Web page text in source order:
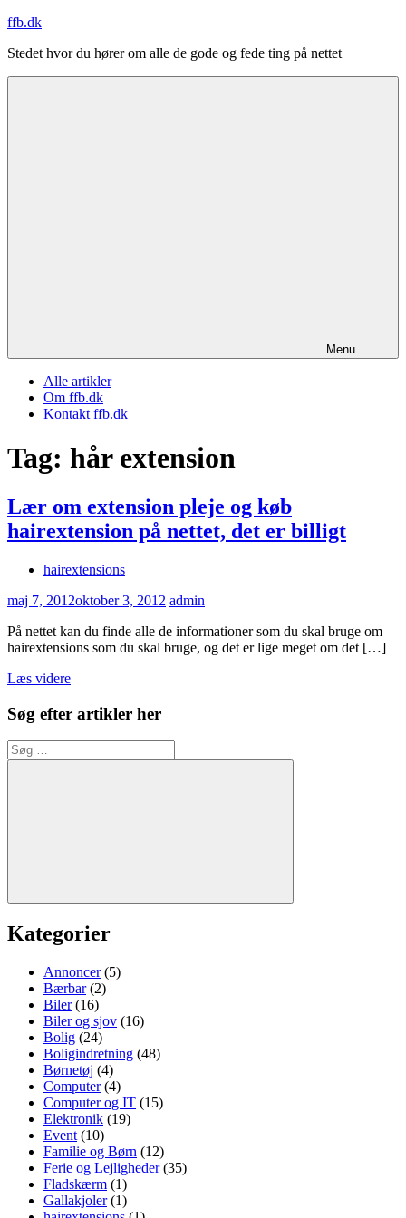
Videre
indhold
ffb.dk
Stedet hvor du hører om alle de gode og fede ting på nettet
Menu
Alle artikler
Om ffb.dk
Kontakt ffb.dk
Tag: hår extension
Lær om extension pleje og køb
hairextension på nettet, det er billigt
hairextensions
maj 7, 2012oktober 3, 2012 admin
På nettet kan du finde alle de informationer som du skal bruge om
hairextensions som du skal bruge, og det er lige meget om det […]
Læs videre
Søg efter artikler her
Søg
efter:
Søg
Kategorier
Annoncer(5)
Bærbar(2)
Biler(16)
Biler og sjov (16)
Bolig (24)
Boligindretning (48)
Børnetøj (4)
Computer(4)
Computer og IT (15)
Elektronik (19)
Event (10)
Familie og Børn (12)
Ferie og Lejligheder(35)
Fladskærm (1)
Gallakjoler(1)